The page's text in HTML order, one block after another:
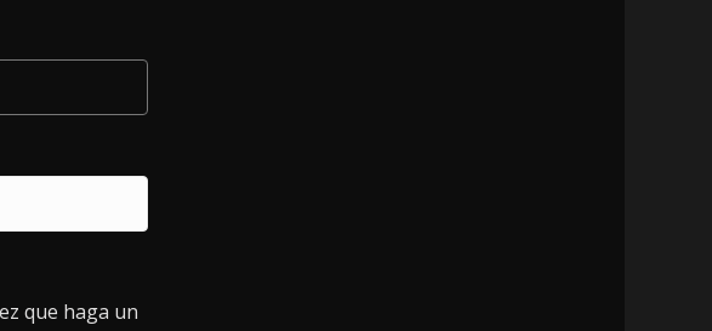
que haga un